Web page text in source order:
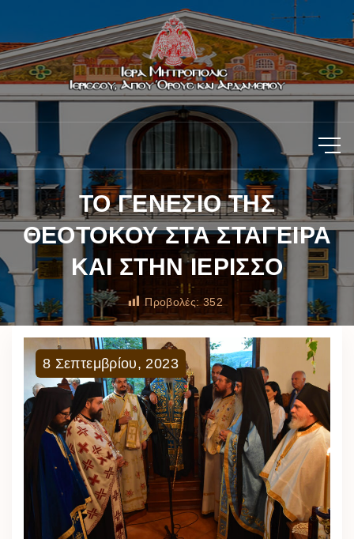
ΤΟ ΓΕΝΕΣΙΟ ΤΗΣ
ΘΕΟΤΟΚΟΥ ΣΤΑ ΣΤΑΓΕΙΡΑ
ΚΑΙ ΣΤΗΝ ΙΕΡΙΣΣΟ
Προβολές: 352
8 Σεπτεμβρίου, 2023